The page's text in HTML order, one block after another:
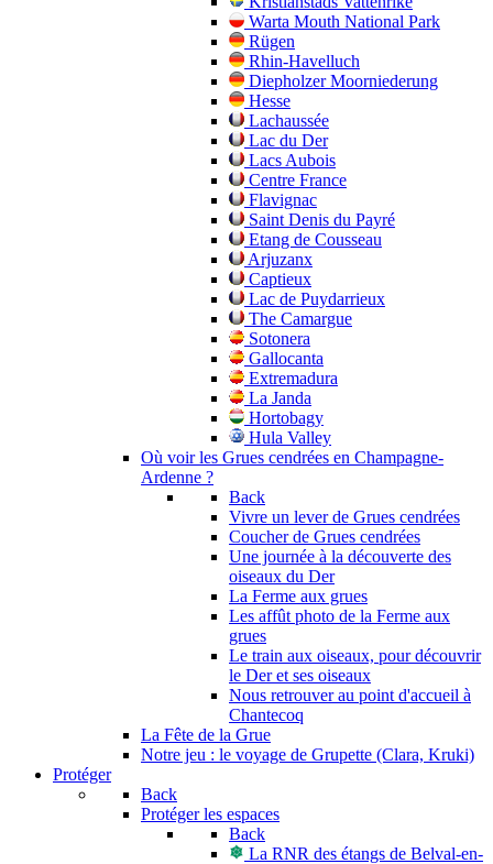
Warta Mouth National Park
Rügen
Rhin-Havelluch
Diepholzer Moorniederung
Hesse
Lachaussée
Lac du Der
Lacs Aubois
Centre France
Flavignac
Saint Denis du Payré
Etang de Cousseau
Arjuzanx
Captieux
Lac de Puydarrieux
The Camargue
Sotonera
Gallocanta
Extremadura
La Janda
Hortobagy
Hula Valley
Où voir les Grues cendrées en Champagne-
Ardenne ?
Back
Vivre un lever de Grues cendrées
Coucher de Grues cendrées
Une journée à la découverte des
oiseaux du Der
La Ferme aux grues
Les affût photo de la Ferme aux
grues
Le train aux oiseaux, pour découvrir
le Der et ses oiseaux
Nous retrouver au point d'accueil à
Chantecoq
La Fête de la Grue
Notre jeu : le voyage de Grupette (Clara, Kruki)
Protéger
Back
Protéger les espaces
Back
La RNR des étangs de Belval-en-